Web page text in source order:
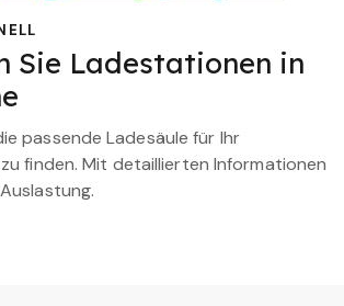
Sie Ladestationen in
passende Ladesäule für Ihr
finden. Mit detaillierten Informationen